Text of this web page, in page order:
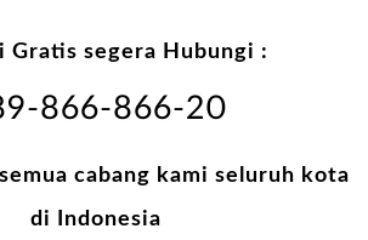
Gratis segera Hubungi :
866-866-20
cabang kami seluruh kota
di Indonesia